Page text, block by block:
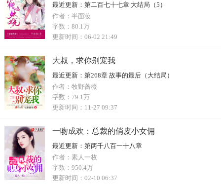
最近更新： 第二百七十七章 大结局（5）
作者： 半面妆
字数： 80.1万
更新时间： 06-02 21:49
大叔，求你别宠我
最近更新： 第268章 故事的最后（大结局）
作者： 牧野蔷薇
字数： 79.1万
更新时间： 11-27 09:37
一吻成欢：总裁的俏皮小女佣
最近更新： 第两千八百一十八章
作者： 素人一枚
字数： 950.4万
更新时间： 02-10 06:37